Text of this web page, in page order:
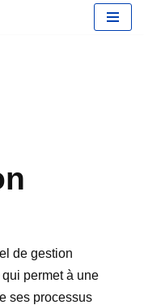
de gestion
permet à une
ses processus